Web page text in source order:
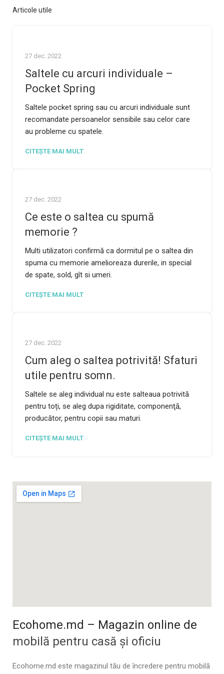
Articole utile
27 dec. 2022
Saltele cu arcuri individuale –
Pocket Spring
Saltele pocket spring sau cu arcuri individuale sunt
recomandate persoanelor sensibile sau celor care
au probleme cu spatele.
CITEȘTE MAI MULT
27 dec. 2022
Ce este o saltea cu spumă
memorie ?
Multi utilizatori confirmă ca dormitul pe o saltea din
spuma cu memorie amelioreaza durerile, in special
de spate, sold, gît si umeri.
CITEȘTE MAI MULT
27 dec. 2022
Cum aleg o saltea potrivită! Sfaturi
utile pentru somn.
Saltele se aleg individual nu este salteaua potrivită
pentru toți, se aleg dupa rigiditate, componenţă,
producător, pentru copii sau maturi.
CITEȘTE MAI MULT
Ecohome.md – Magazin online de
mobilă pentru casă și oficiu
Ecohome.md este magazinul tău de încredere pentru mobilă